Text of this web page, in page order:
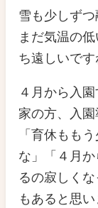
雪も少しずつ
まだ気温の
ち遠しいで
４月から入
家の方、入園
「育休もも
な」「４月
るの寂しく
もあると思